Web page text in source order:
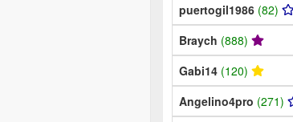
puertogil1986 (82)
Braych (888)
Gabi14 (120)
Angelino4pro (271)